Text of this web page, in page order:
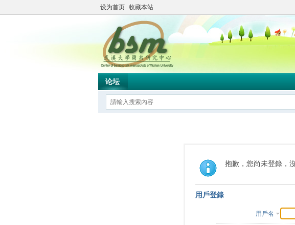
设为首页 收藏本站
论坛
抱歉，您尚未登錄，
用戶登錄
用戶名